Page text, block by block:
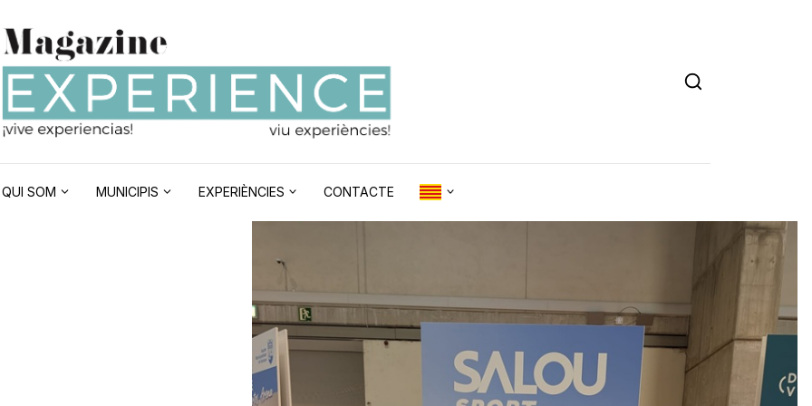
QUI SOM MUNICIPIS EXPERIÈNCIES CONTACTE